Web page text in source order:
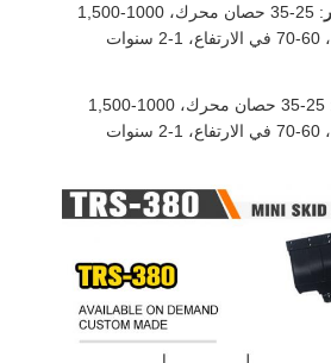
: 25-35 حصان محرك، 1000-1,500
رطل قدرة تشغيل مشهورة، 60-70 في الارتفاع، 1-2 سنوات
: 25-35 حصان محرك، 1000-1,500
رطل قدرة تشغيل مشهورة، 60-70 في الارتفاع، 1-2 سنوات